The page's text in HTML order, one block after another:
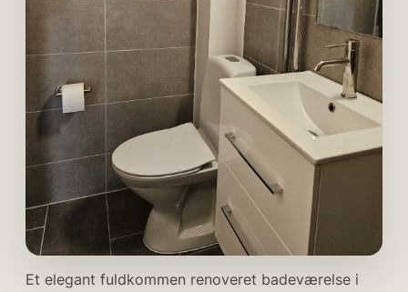
Et elegant fuldkommen renoveret badeværelse i